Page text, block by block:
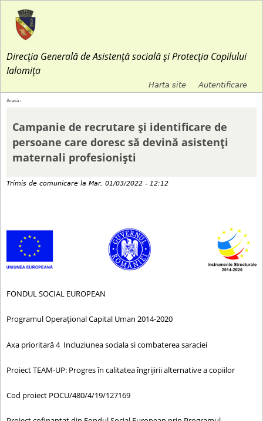
Direcția Generală de Asistență socială și Protecția Copilului
Ialomița
e
n
s
r
t
Harta site Autentificare
ş
i
c
Acasă ›
Campanie de recrutare și identificare de
persoane care doresc să devină asistenți
maternali profesioniști
Trimis de comunicare la Mar, 01/03/2022 - 12:12
FONDUL SOCIAL EUROPEAN
Programul Operaţional Capital Uman 2014-2020
Axa prioritară 4 Incluziunea sociala si combaterea saraciei
Proiect TEAM-UP: Progres în calitatea îngrijirii alternative a copiilor
Cod proiect POCU/480/4/19/127169